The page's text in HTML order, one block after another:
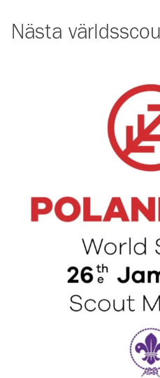
Nästa